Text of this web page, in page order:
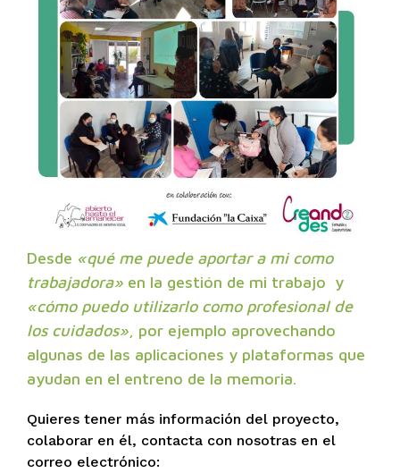
Desde «qué me puede aportar a mi como
trabajadora» en la gestión de mi trabajo y
«cómo puedo utilizarlo como profesional de
los cuidados» , por ejemplo aprovechando
algunas de las aplicaciones y plataformas que
ayudan en el entreno de la memoria.
Quieres tener más información del proyecto,
colaborar en él, contacta con nosotras en el
correo electrónico: